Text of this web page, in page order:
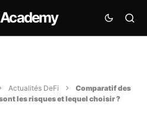
Actualités DeFi
Comparatif des
les risques et lequel choisir ?